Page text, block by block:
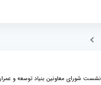
نشست شورای معاونین بنیاد توسعه و